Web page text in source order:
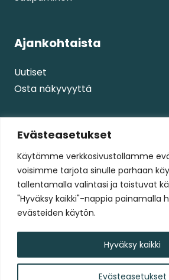
Evästeasetukset
Käytämme verkkosivustollamme
voisimme tarjota sinulle parhaan
tallentamalla valintasi ja toistuvat
"Hyväksy kaikki"-nappia painamalla
evästeiden käytön.
Evästeasetukset
Hyväksy kaikki
Ajankohtaista
Uutiset
Osta näkyvyyttä
Palvelut
Palvelut
Tapahtumat
JKMM Arkkitehtitoimisto